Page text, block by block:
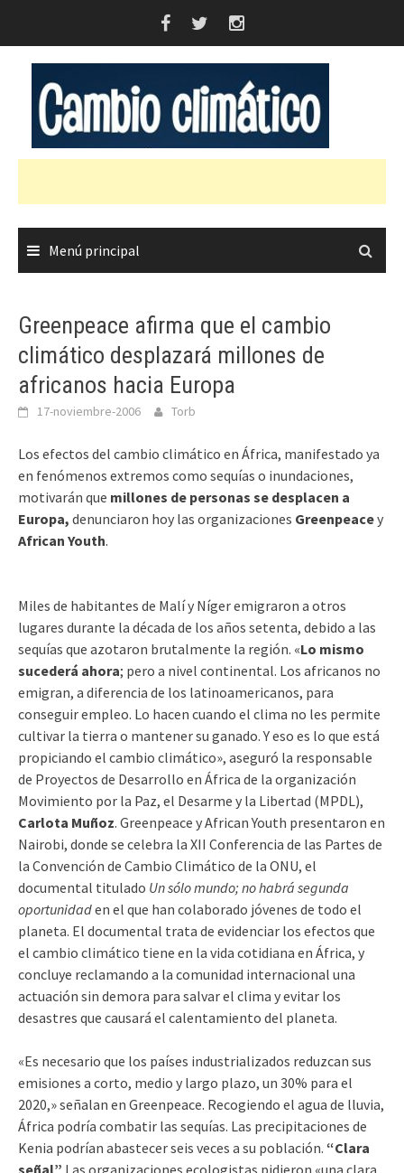
Menú principal
Greenpeace afirma que el cambio
climático desplazará millones de
africanos hacia Europa
17-noviembre-2006 Torb
Los efectos del cambio climático en África, manifestado ya
en fenómenos extremos como sequías o inundaciones,
motivarán que millones de personas se desplacen a
Europa, denunciaron hoy las organizaciones Greenpeacey
African Youth.
Miles de habitantes de Malí y Níger emigraron a otros
lugares durante la década de los años setenta, debido a las
sequías que azotaron brutalmente la región. «Lo mismo
sucederá ahora; pero a nivel continental. Los africanos no
emigran, a diferencia de los latinoamericanos, para
conseguir empleo. Lo hacen cuando el clima no les permite
cultivar la tierra o mantener su ganado. Y eso es lo que está
propiciando el cambio climático», aseguró la responsable
de Proyectos de Desarrollo en África de la organización
Movimiento por la Paz, el Desarme y la Libertad (MPDL),
Carlota Muñoz. Greenpeace y African Youth presentaron en
Nairobi, donde se celebra la XII Conferencia de las Partes de
la Convención de Cambio Climático de la ONU, el
documental titulado Un sólo mundo; no habrá segunda
oportunidaden el que han colaborado jóvenes de todo el
planeta. El documental trata de evidenciar los efectos que
el cambio climático tiene en la vida cotidiana en África, y
concluye reclamando a la comunidad internacional una
actuación sin demora para salvar el clima y evitar los
desastres que causará el calentamiento del planeta.
«Es necesario que los países industrializados reduzcan sus
emisiones a corto, medio y largo plazo, un 30% para el
2020,» señalan en Greenpeace. Recogiendo el agua de lluvia,
África podría combatir las sequías. Las precipitaciones de
Kenia podrían abastecer seis veces a su población. “Clara
señal” Las organizaciones ecologistas pidieron «una clara